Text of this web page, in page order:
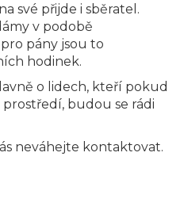
své přijde i sběratel.
v podobě
pány jsou to
hodinek.
o lidech, kteří pokud
budou se rádi
neváhejte kontaktovat.